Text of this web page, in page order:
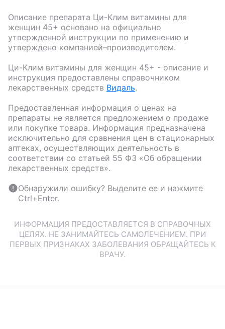
Описание препарата Ци-Клим витамины для
женщин 45+ основано на официально
утвержденной инструкции по применению и
утверждено компанией–производителем.
Ци-Клим витамины для женщин 45+ - описание и
инструкция предоставлены справочником
лекарственных средств Видаль.
Предоставленная информация о ценах на
препараты не является предложением о продаже
или покупке товара. Информация предназначена
исключительно для сравнения цен в стационарных
аптеках, осуществляющих деятельность в
соответствии со статьей 55 ФЗ «Об обращении
лекарственных средств».
Обнаружили ошибку? Выделите ее и нажмите
Ctrl+Enter.
ИНФОРМАЦИЯ ПРЕДОСТАВЛЯЕТСЯ В СПРАВОЧНЫХ
ЦЕЛЯХ. НЕ ЗАНИМАЙТЕСЬ САМОЛЕЧЕНИЕМ. ПРИ
ПЕРВЫХ ПРИЗНАКАХ ЗАБОЛЕВАНИЯ ОБРАЩАЙТЕСЬ К
ВРАЧУ.